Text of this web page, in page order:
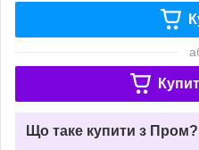
Що таке купити з Пром?